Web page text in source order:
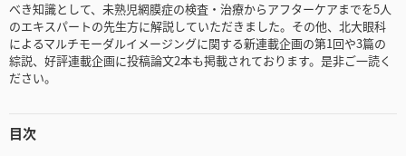
べき知識として、未熟児網膜症の検査・治療からアフターケアまでを5人
のエキスパートの先生方に解説していただきました。その他、北大眼科
によるマルチモーダルイメージングに関する新連載企画の第1回や3篇の
綜説、好評連載企画に投稿論文2本も掲載されております。是非ご一読く
ださい。
目次